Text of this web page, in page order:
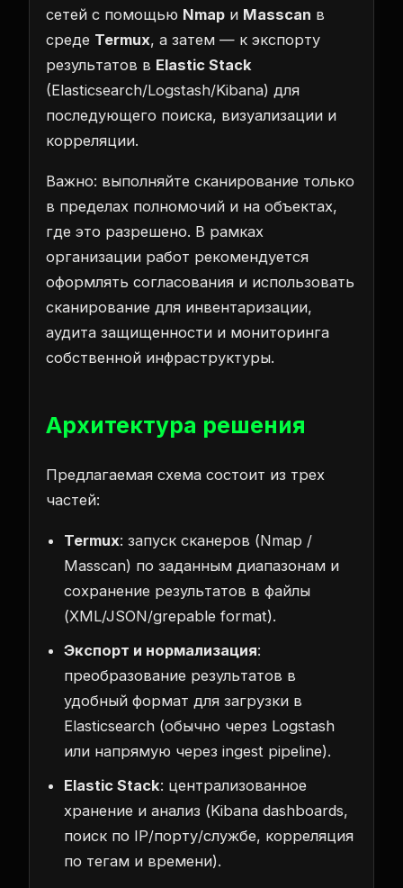
сетей с помощью Nmap и Masscan в
среде Termux, а затем — к экспорту
результатов в Elastic Stack
(Elasticsearch/Logstash/Kibana) для
последующего поиска, визуализации и
корреляции.
Важно: выполняйте сканирование только
в пределах полномочий и на объектах,
где это разрешено. В рамках
организации работ рекомендуется
оформлять согласования и использовать
сканирование для инвентаризации,
аудита защищенности и мониторинга
собственной инфраструктуры.
Архитектура решения
Предлагаемая схема состоит из трех
частей:
Termux: запуск сканеров (Nmap /
Masscan) по заданным диапазонам и
сохранение результатов в файлы
(XML/JSON/grepable format).
Экспорт и нормализация:
преобразование результатов в
удобный формат для загрузки в
Elasticsearch (обычно через Logstash
или напрямую через ingest pipeline).
Elastic Stack: централизованное
хранение и анализ (Kibana dashboards,
поиск по IP/порту/службе, корреляция
по тегам и времени).